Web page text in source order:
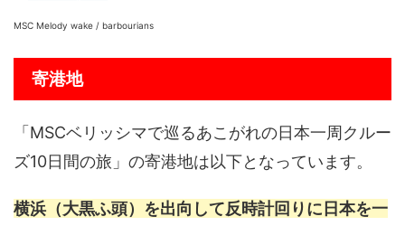
MSC Melody wake / barbourians
寄港地
「MSCベリッシマで巡るあこがれの日本一周クルー
ズ10日間の旅」の寄港地は以下となっています。
横浜（大黒ふ頭）を出向して反時計回りに日本を一